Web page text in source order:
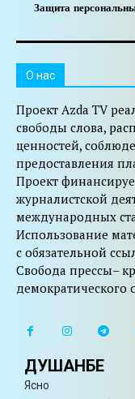
Защита
O нас
Проект Azda TV
свободы слова,
ценностей,
предоставления
Проект
журналистской
международных
Использование
с обязательной
Свобода прессы–
демократического
ДУШАНБЕ
Ясно